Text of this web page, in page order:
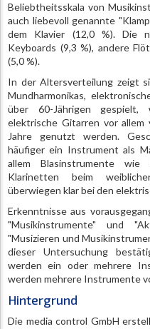
Beliebtheitsskala von
auch liebevoll genannte
dem Klavier (12,0 %). Die
Keyboards (9,3 %), andere
(5,0 %).
In der Altersverteilung zeigt
Mundharmonikas,
über 60-Jährigen gespielt,
elektrische Gitarren vor allem
Jahre genutzt werden.
häufiger ein Instrument als
allem Blasinstrumente
Klarinetten beim
überwiegen klar bei den
Erkenntnisse aus
"Musikinstrumente" und
"Musizieren und
dieser Untersuchung
werden ein oder mehrere
werden mehrere Instrumente
Hintergrund
Die media control GmbH